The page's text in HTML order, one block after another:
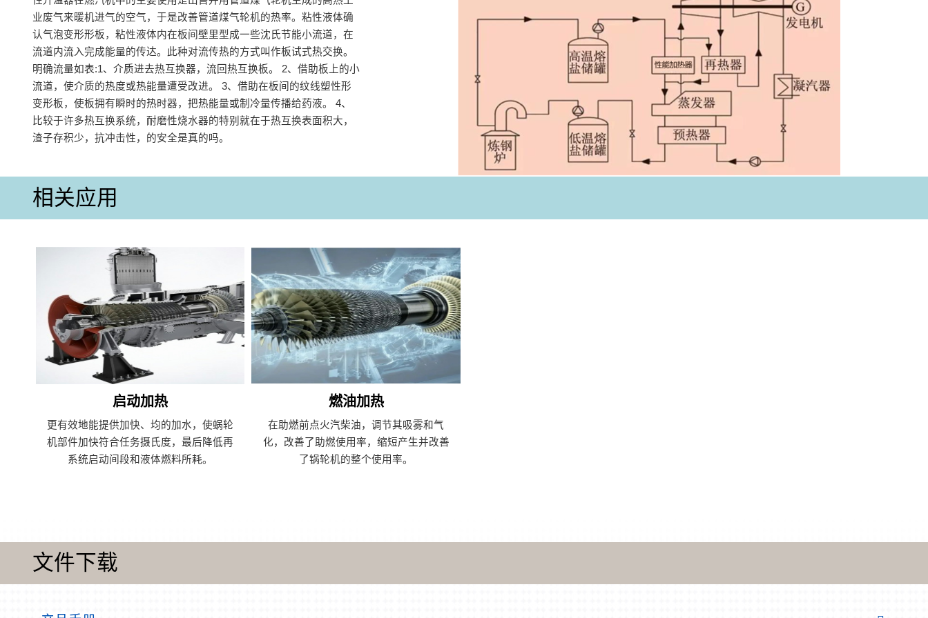
业废气来暖机进气的空气，于是改善管道煤气轮机的热率‌。粘性液体确
认气泡变形形板，粘性液体内在板间壁里型成一些沈氏节能小流道，在
流道内流入完成能量的传达。此种对流传热的方式叫作板试式热交换。
明确流量如表:1、介质进去热互换器，流回热互换板。 2、借助板上的小
流道，使介质的热度或热能量遭受改进。 3、借助在板间的纹线塑性形
变形板，使板拥有瞬时的热时器，把热能量或制冷量传播给药液。 4、
比较于许多热互换系统，耐磨性烧水器的特别就在于热互换表面积大，
渣子存积少，抗冲击性，的安全是真的吗。
相关应用
启动加热
更有效地能提供加快、均的加水，使蜗轮
机部件加快符合任务摄氏度，最后降低再
系统启动间段和液体燃料所耗。
燃油加热
在助燃前点火汽柴油，调节其吸雾和气
化，改善了助燃使用率，缩短产生并改善
了锅轮机的整个使用率。
文件下载